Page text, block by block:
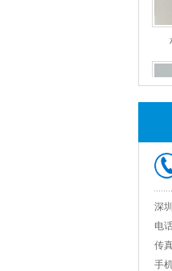
深
电
传
手